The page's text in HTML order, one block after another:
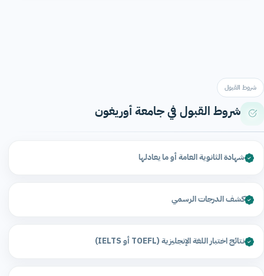
شروط القبول
شروط القبول في جامعة أوريغون
شهادة الثانوية العامة أو ما يعادلها
كشف الدرجات الرسمي
نتائج اختبار اللغة الإنجليزية (TOEFL أو IELTS)